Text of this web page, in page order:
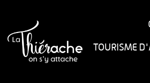
TOURISME
Accueil› Le plaisir d'être en